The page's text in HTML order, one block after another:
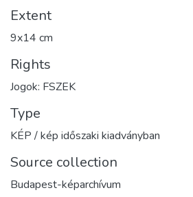
Extent
9x14 cm
Rights
Jogok: FSZEK
Type
KÉP / kép időszaki kiadványban
Source collection
Budapest-képarchívum